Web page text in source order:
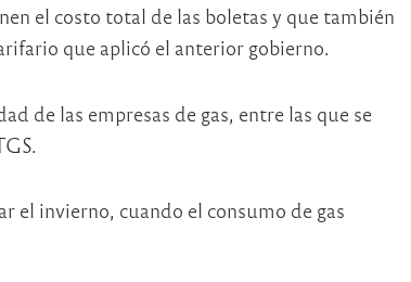
el costo total de las boletas y que también
que aplicó el anterior gobierno.
de las empresas de gas, entre las que se
el invierno, cuando el consumo de gas